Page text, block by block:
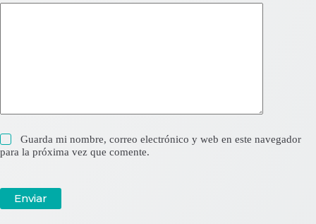
Guarda mi nombre, correo electrónico y web en este navegador
para la próxima vez que comente.
Enviar